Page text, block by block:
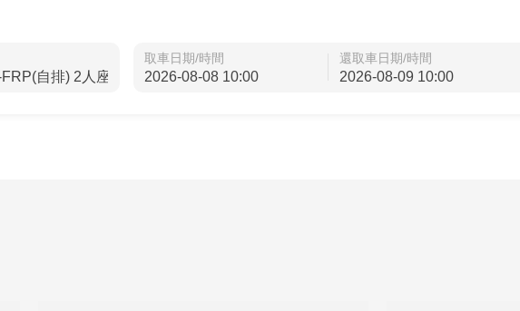
取車日期/時間 還取車日期/時間